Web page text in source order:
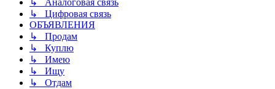
↳ Аналоговая связь
↳ Цифровая связь
ОБЪЯВЛЕНИЯ
↳ Продам
↳ Куплю
↳ Имею
↳ Ищу
↳ Отдам